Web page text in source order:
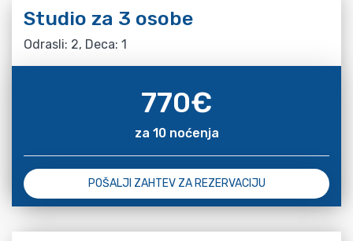
Studio za 3 osobe
Odrasli: 2, Deca: 1
770€
za 10 noćenja
POŠALJI ZAHTEV ZA REZERVACIJU